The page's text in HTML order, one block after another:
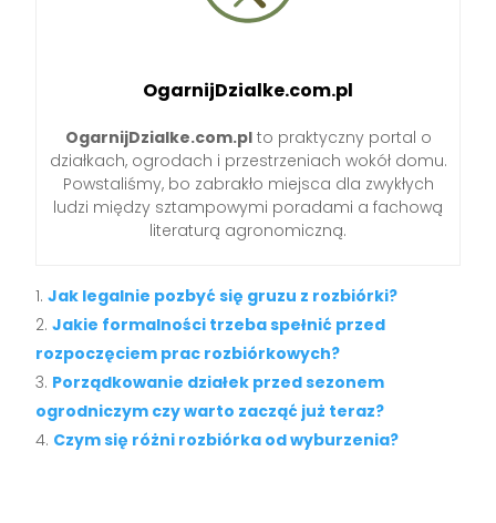
OgarnijDzialke.com.pl
OgarnijDzialke.com.plto praktyczny portal o
działkach, ogrodach i przestrzeniach wokół domu.
Powstaliśmy, bo zabrakło miejsca dla zwykłych
ludzi między sztampowymi poradami a fachową
literaturą agronomiczną.
Jak legalnie pozbyć się gruzu z rozbiórki?
Jakie formalności trzeba spełnić przed
rozpoczęciem prac rozbiórkowych?
Porządkowanie działek przed sezonem
ogrodniczym czy warto zacząć już teraz?
Czym się różni rozbiórka od wyburzenia?